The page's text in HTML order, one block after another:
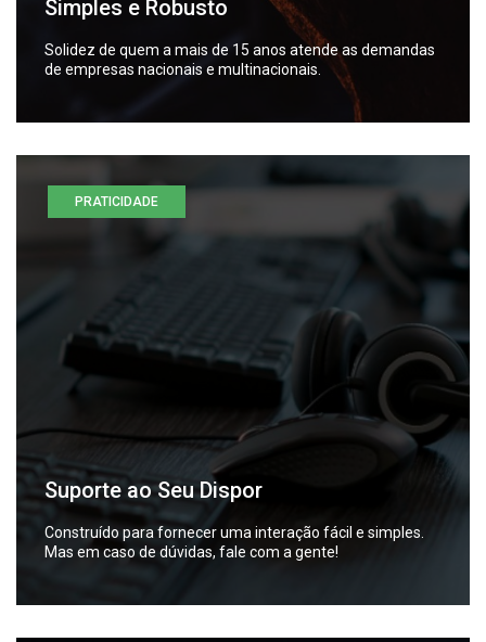
Simples e Robusto
Solidez de quem a mais de 15 anos atende as demandas
de empresas nacionais e multinacionais.
PRATICIDADE
Suporte ao Seu Dispor
Construído para fornecer uma interação fácil e simples.
Mas em caso de dúvidas, fale com a gente!